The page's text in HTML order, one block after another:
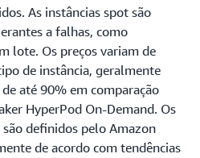
As instâncias spot são
a falhas, como
lote. Os preços variam de
de instância, geralmente
até 90% em comparação
HyperPod On-Demand. Os
definidos pelo Amazon
de acordo com tendências